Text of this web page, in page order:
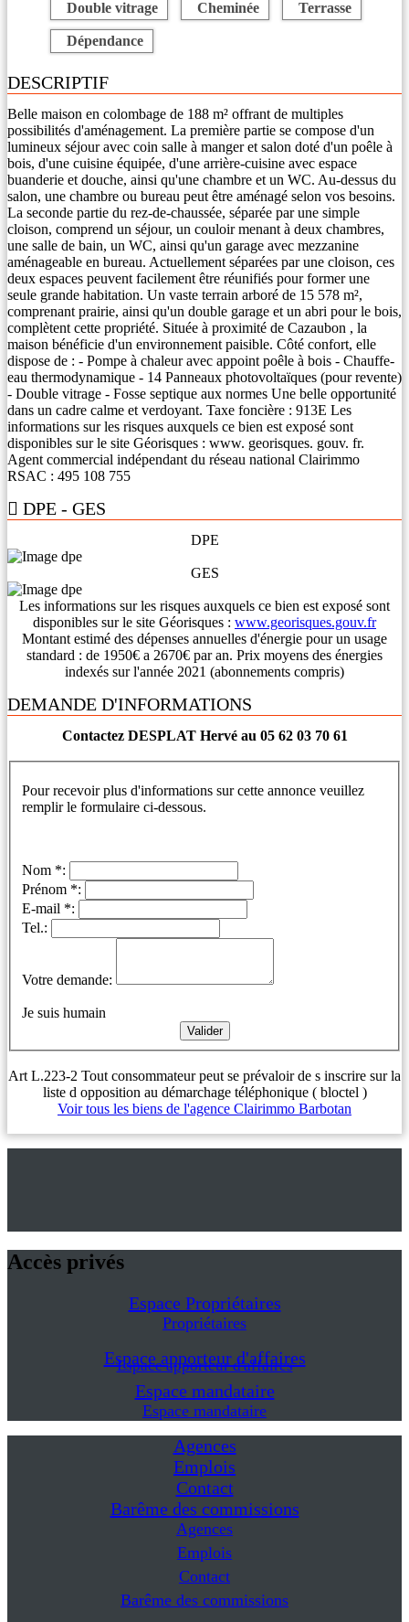
Double vitrage Cheminée Terrasse
Dépendance
DESCRIPTIF
Belle maison en colombage de 188 m² offrant de multiples
possibilités d'aménagement. La première partie se compose d'un
lumineux séjour avec coin salle à manger et salon doté d'un poêle à
bois, d'une cuisine équipée, d'une arrière-cuisine avec espace
buanderie et douche, ainsi qu'une chambre et un WC. Au-dessus du
salon, une chambre ou bureau peut être aménagé selon vos besoins.
La seconde partie du rez-de-chaussée, séparée par une simple
cloison, comprend un séjour, un couloir menant à deux chambres,
une salle de bain, un WC, ainsi qu'un garage avec mezzanine
aménageable en bureau. Actuellement séparées par une cloison, ces
deux espaces peuvent facilement être réunifiés pour former une
seule grande habitation. Un vaste terrain arboré de 15 578 m²,
comprenant prairie, ainsi qu'un double garage et un abri pour le bois,
complètent cette propriété. Située à proximité de Cazaubon , la
maison bénéficie d'un environnement paisible. Côté confort, elle
dispose de : - Pompe à chaleur avec appoint poêle à bois - Chauffe-
eau thermodynamique - 14 Panneaux photovoltaïques (pour revente)
- Double vitrage - Fosse septique aux normes Une belle opportunité
dans un cadre calme et verdoyant. Taxe foncière : 913E Les
informations sur les risques auxquels ce bien est exposé sont
disponibles sur le site Géorisques : www. georisques. gouv. fr.
Agent commercial indépendant du réseau national Clairimmo
RSAC : 495 108 755
DPE - GES
DPE
GES
Les informations sur les risques auxquels ce bien est exposé sont
disponibles sur le site Géorisques : www.georisques.gouv.fr
Montant estimé des dépenses annuelles d'énergie pour un usage
standard : de 1950€ a 2670€ par an. Prix moyens des énergies
indexés sur l'année 2021 (abonnements compris)
DEMANDE D'INFORMATIONS
Contactez DESPLAT Hervé au 05 62 03 70 61
Pour recevoir plus d'informations sur cette annonce veuillez
remplir le formulaire ci-dessous.
Nom *:
Prénom *:
E-mail *:
Tel.:
Votre demande:
Je suis humain
Art L.223-2 Tout consommateur peut se prévaloir de s inscrire sur la
liste d opposition au démarchage téléphonique ( bloctel )
Voir tous les biens de l'agence Clairimmo Barbotan
Accès privés
Espace Propriétaires
Propriétaires
Espace apporteur d'affaires
Espace apporteur d'affaires
Espace mandataire
Espace mandataire
Agences
Emplois
Contact
Barême des commissions
Agences
Emplois
Contact
Barême des commissions